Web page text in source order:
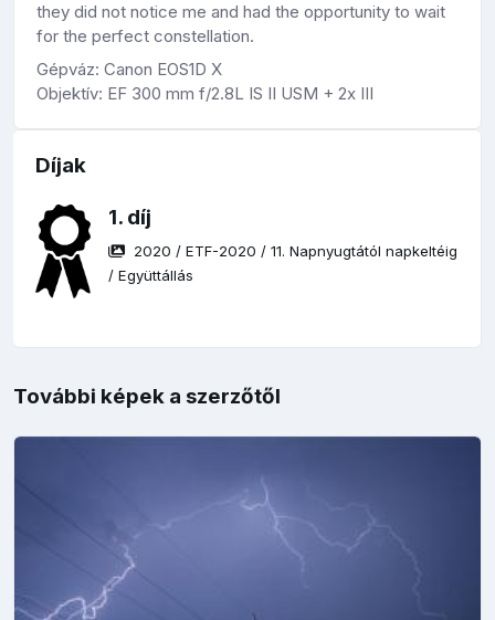
they did not notice me and had the opportunity to wait
for the perfect constellation.
Gépváz: Canon EOS1D X
Objektív: EF 300 mm f/2.8L IS II USM + 2x III
Díjak
1. díj
2020 /ETF-2020 /11. Napnyugtától napkeltéig
/Együttállás
További képek a szerzőtől